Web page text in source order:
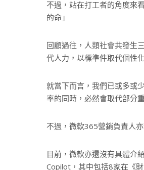
不過，站在打工者的角度來
的命」
回顧過往，人類社會共發生
代人力，以標準件取代個性
就當下而言，我們已或多或
率的同時，必然會取代部分
不過，微軟365營銷負責人
目前，微軟亦還沒有具體介
Copilot，其中包括8家在《